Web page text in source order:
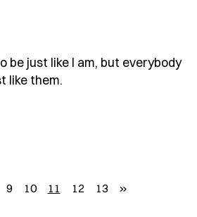
be just like I am, but everybody
like them.
9 10 11 12 13 »weiter